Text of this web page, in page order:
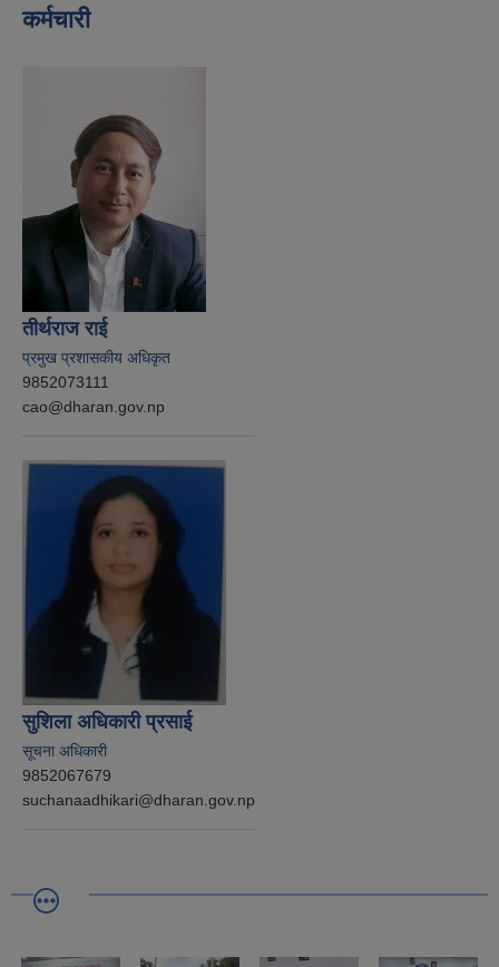
कर्मचारी
तीर्थराज राई
प्रमुख प्रशासकीय अधिकृत
9852073111
cao@dharan.gov.np
सुशिला अधिकारी प्रसाई
सूचना अधिकारी
9852067679
suchanaadhikari@dharan.gov.np